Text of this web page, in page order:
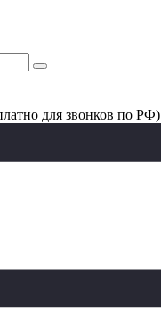
для звонков по РФ)